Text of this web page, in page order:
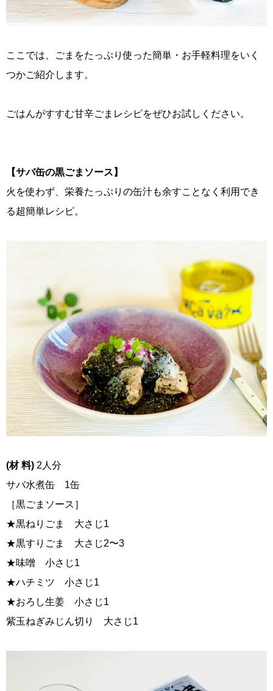
ここでは、ごまをたっぷり使った簡単・お手軽料理をいく
つかご紹介します。
ごはんがすすむ甘辛ごまレシピをぜひお試しください。
【サバ缶の黒ごまソース】
火を使わず、栄養たっぷりの缶汁も余すことなく利用でき
る超簡単レシピ。
(材 料) 2人分
サバ水煮缶 1缶
［黒ごまソース］
★黒ねりごま 大さじ1
★黒すりごま 大さじ2〜3
★味噌 小さじ1
★ハチミツ 小さじ1
★おろし生姜 小さじ1
紫玉ねぎみじん切り 大さじ1